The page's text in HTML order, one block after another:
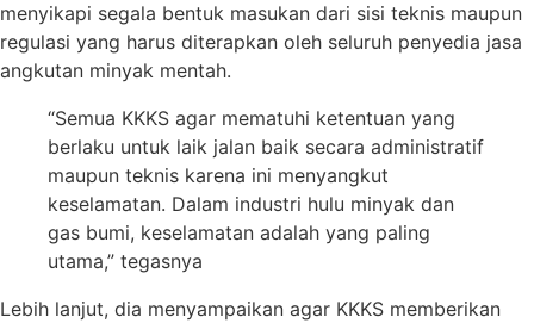
menyikapi segala bentuk masukan dari sisi teknis maupun
regulasi yang harus diterapkan oleh seluruh penyedia jasa
angkutan minyak mentah.
“Semua KKKS agar mematuhi ketentuan yang
berlaku untuk laik jalan baik secara administratif
maupun teknis karena ini menyangkut
keselamatan. Dalam industri hulu minyak dan
gas bumi, keselamatan adalah yang paling
utama,” tegasnya
Lebih lanjut, dia menyampaikan agar KKKS memberikan